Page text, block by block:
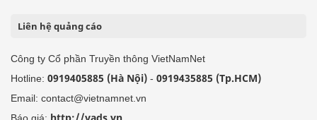
Liên hệ quảng cáo
Công ty Cổ phần Truyền thông VietNamNet
Hotline: 0919405885 (Hà Nội) - 0919435885 (Tp.HCM)
Email: contact@vietnamnet.vn